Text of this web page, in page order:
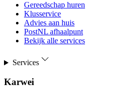
Gereedschap huren
Klusservice
Advies aan huis
PostNL afhaalpunt
Bekijk alle services
Services
Karwei